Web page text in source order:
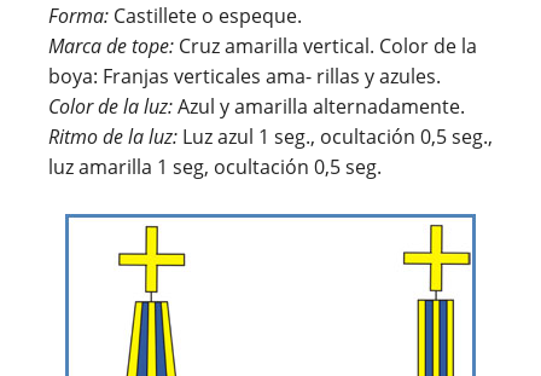
Forma: Castillete o espeque.
Marca de tope: Cruz amarilla vertical. Color de la
boya: Franjas verticales ama- rillas y azules.
Color de la luz:Azul y amarilla alternadamente.
Ritmo de la luz: Luz azul 1 seg., ocultación 0,5 seg.,
luz amarilla 1 seg, ocultación 0,5 seg.